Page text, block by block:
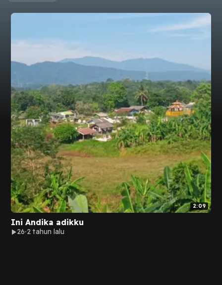
2:09
Ini Andika adikku
26 2 tahun lalu